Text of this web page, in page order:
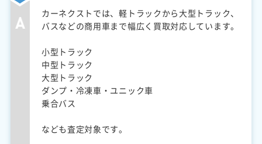
カーネクストでは、軽トラックから大型トラック、
バスなどの商用車まで幅広く買取対応しています。
小型トラック
中型トラック
大型トラック
ダンプ・冷凍車・ユニック車
乗合バス
なども査定対象です。